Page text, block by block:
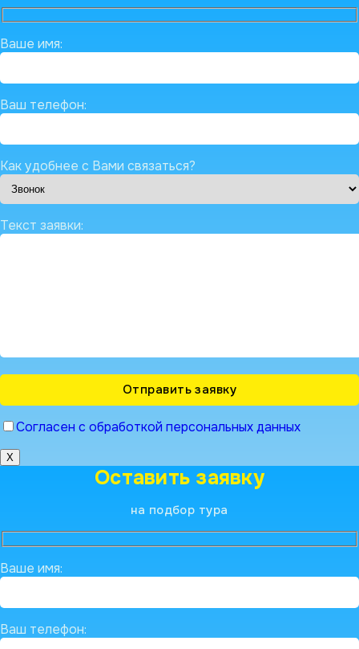
Ваше имя:
Ваш телефон:
Как удобнее с Вами связаться?
Текст заявки:
Согласен с обработкой персональных данных
X
Оставить заявку
на подбор тура
Ваше имя:
Ваш телефон: